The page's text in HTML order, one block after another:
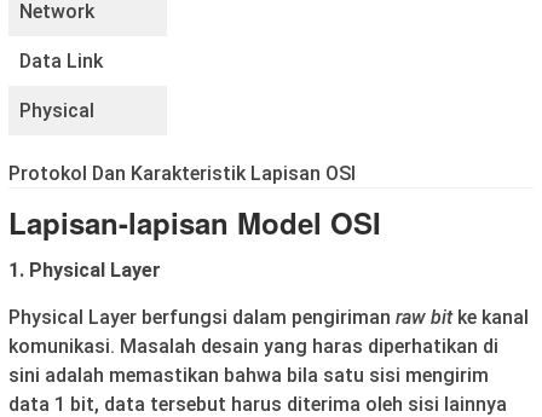
Network
Data Link
Physical
Protokol Dan Karakteristik Lapisan OSI
Lapisan-lapisan Model OSI
1. Physical Layer
Physical Layer berfungsi dalam pengiriman raw bit ke kanal
komunikasi. Masalah desain yang haras diperhatikan di
sini adalah memastikan bahwa bila satu sisi mengirim
data 1 bit, data tersebut harus diterima oleh sisi lainnya